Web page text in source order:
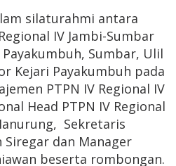
silaturahmi antara
IV Jambi-Sumbar
Sumbar, Ulil
Kejari Payakumbuh pada
PTPN IV Regional IV
Head PTPN IV Regional
Sekretaris
Siregar dan Manager
beserta rombongan.